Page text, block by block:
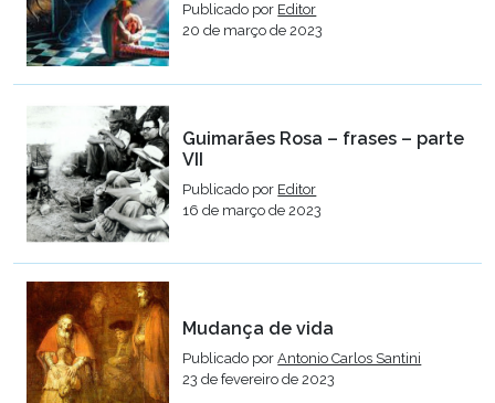
Publicado por Editor
20 de março de 2023
Guimarães Rosa – frases – parte
VII
Publicado por Editor
16 de março de 2023
Mudança de vida
Publicado porAntonio Carlos Santini
23 de fevereiro de 2023